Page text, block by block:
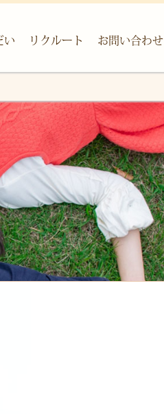
い リクルート お問い合わせ